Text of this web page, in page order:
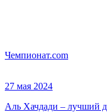
Чемпионат.com
27 мая 2024
Аль Хачдади – лучший